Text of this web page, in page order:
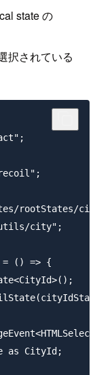
state の
択されている
rootStates/
city";
= () => {
as CityId;